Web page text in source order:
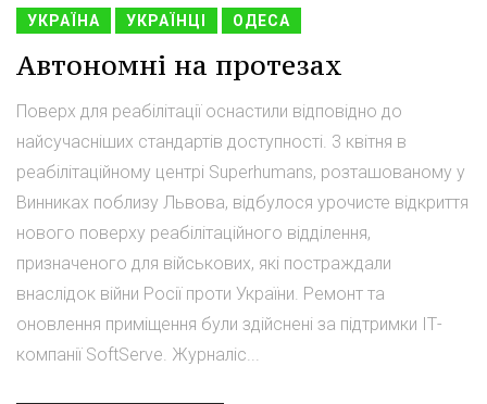
УКРАЇНА УКРАЇНЦІ ОДЕСА
Автономні на протезах
Поверх для реабілітації оснастили відповідно до
найсучасніших стандартів доступності. 3 квітня в
реабілітаційному центрі Superhumans, розташованому у
Винниках поблизу Львова, відбулося урочисте відкриття
нового поверху реабілітаційного відділення,
призначеного для військових, які постраждали
внаслідок війни Росії проти України. Ремонт та
оновлення приміщення були здійснені за підтримки ІТ-
компанії SoftServe. Журналіс...